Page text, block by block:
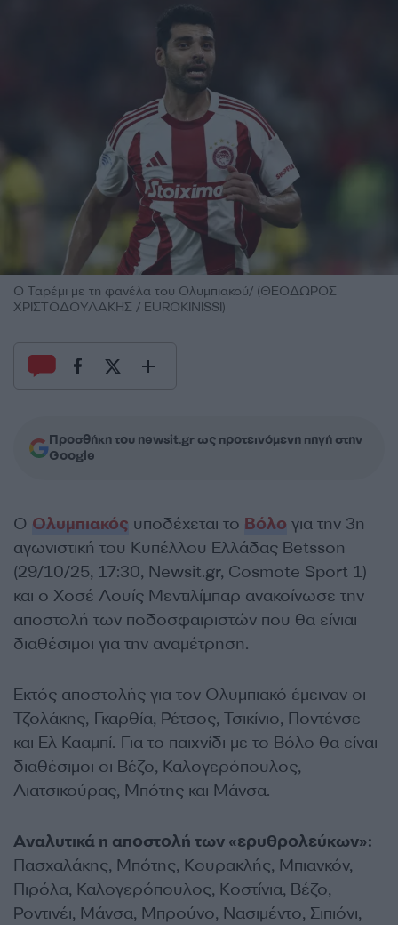
Ο Ταρέμι με τη φανέλα του Ολυμπιακού/ (ΘΕΟΔΩΡΟΣ
ΧΡΙΣΤΟΔΟΥΛΑΚΗΣ / EUROKINISSI)
Προσθήκη του newsit.gr ως προτεινόμενη πηγή στην
Google
Ο Ολυμπιακός υποδέχεται το Βόλο για την 3η
αγωνιστική του Κυπέλλου Ελλάδας Betsson
(29/10/25, 17:30, Newsit.gr, Cosmote Sport 1)
και ο Χοσέ Λουίς Μεντιλίμπαρ ανακοίνωσε την
αποστολή των ποδοσφαιριστών που θα είνιαι
διαθέσιμοι για την αναμέτρηση.
Εκτός αποστολής για τον Ολυμπιακό έμειναν οι
Τζολάκης, Γκαρθία, Ρέτσος, Τσικίνιο, Ποντένσε
και Ελ Κααμπί. Για το παιχνίδι με το Βόλο θα είναι
διαθέσιμοι οι Βέζο, Καλογερόπουλος,
Λιατσικούρας, Μπότης και Μάνσα.
Αναλυτικά η αποστολή των «ερυθρολεύκων»:
Πασχαλάκης, Μπότης, Κουρακλής, Μπιανκόν,
Πιρόλα, Καλογερόπουλος, Κοστίνια, Βέζο,
Ροντινέι, Μάνσα, Μπρούνο, Νασιμέντο, Σιπιόνι,